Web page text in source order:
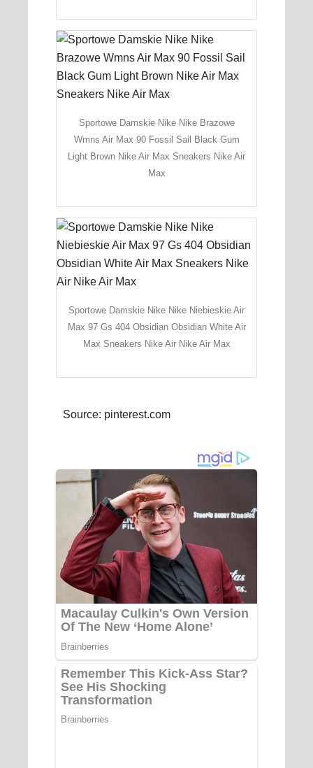
Sportowe Damskie Nike Nike Brazowe
Wmns Air Max 90 Fossil Sail Black Gum
Light Brown Nike Air Max Sneakers Nike Air
Max
Sportowe Damskie Nike Nike Niebieskie Air
Max 97 Gs 404 Obsidian Obsidian White Air
Max Sneakers Nike Air Nike Air Max
Source: pinterest.com